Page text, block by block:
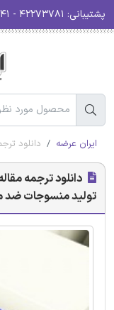
پشتیبانی:
ایران عرضه دانلود
دانلود ترجمه
تولید منسوجات ضد